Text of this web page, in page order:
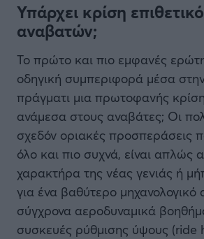
Υπάρχει κρίση
αναβατών;
Το πρώτο και πιο εμφανές
οδηγική συμπεριφορά μέσα
πράγματι μια πρωτοφανής κρίση
ανάμεσα στους αναβάτες; Οι
σχεδόν οριακές προσπεράσεις
όλο και πιο συχνά, είναι απλώς
χαρακτήρα της νέας γενιάς ή
για ένα βαθύτερο μηχανολογικό
σύγχρονα αεροδυναμικά
συσκευές ρύθμισης ύψους (ride